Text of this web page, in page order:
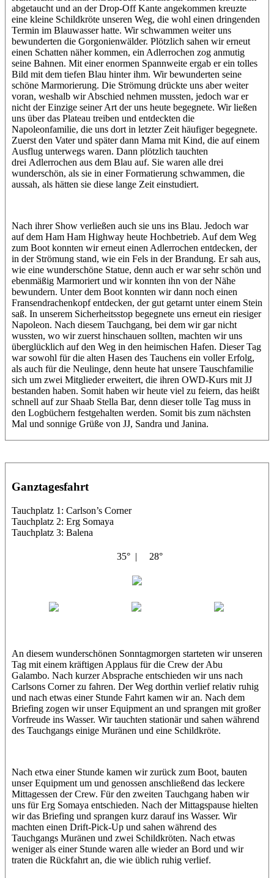
abgetaucht und an der Drop-Off Kante angekommen kreuzte
eine kleine Schildkröte unseren Weg, die wohl einen dringenden
Termin im Blauwasser hatte. Wir schwammen weiter uns
bewunderten die Gorgonienwälder. Plötzlich sahen wir erneut
einen Schatten näher kommen, ein Adlerrochen zog anmutig
seine Bahnen. Mit einer enormen Spannweite ergab er ein tolles
Bild mit dem tiefen Blau hinter ihm. Wir bewunderten seine
schöne Marmorierung. Die Strömung drückte uns aber weiter
voran, weshalb wir Abschied nehmen mussten, jedoch war er
nicht der Einzige seiner Art der uns heute begegnete. Wir ließen
uns über das Plateau treiben und entdeckten die
Napoleonfamilie, die uns dort in letzter Zeit häufiger begegnete.
Zuerst den Vater und später dann Mama mit Kind, die auf einem
Ausflug unterwegs waren. Dann plötzlich tauchten
drei Adlerrochen aus dem Blau auf. Sie waren alle drei
wunderschön, als sie in einer Formatierung schwammen, die
aussah, als hätten sie diese lange Zeit einstudiert.
Nach ihrer Show verließen auch sie uns ins Blau. Jedoch war
auf dem Ham Ham Highway heute Hochbetrieb. Auf dem Weg
zum Boot konnten wir erneut einen Adlerrochen entdecken, der
in der Strömung stand, wie ein Fels in der Brandung. Er sah aus,
wie eine wunderschöne Statue, denn auch er war sehr schön und
ebenmäßig Marmoriert und wir konnten ihn von der Nähe
bewundern. Unter dem Boot konnten wir dann noch einen
Fransendrachenkopf entdecken, der gut getarnt unter einem Stein
saß. In unserem Sicherheitsstop begegnete uns erneut ein riesiger
Napoleon. Nach diesem Tauchgang, bei dem wir gar nicht
wussten, wo wir zuerst hinschauen sollten, machten wir uns
überglücklich auf den Weg in den heimischen Hafen. Dieser Tag
war sowohl für die alten Hasen des Tauchens ein voller Erfolg,
als auch für die Neulinge, denn heute hat unsere Tauschfamilie
sich um zwei Mitglieder erweitert, die ihren OWD-Kurs mit JJ
bestanden haben. Somit haben wir heute viel zu feiern, das heißt
schnell auf zur Shaab Stella Bar, denn dieser tolle Tag muss in
den Logbüchern festgehalten werden. Somit bis zum nächsten
Mal und sonnige Grüße von JJ, Sandra und Janina.
Ganztagesfahrt
Tauchplatz 1: Carlson’s Corner
Tauchplatz 2: Erg Somaya
Tauchplatz 3: Balena
35° | 28°
An diesem wunderschönen Sonntagmorgen starteten wir unseren
Tag mit einem kräftigen Applaus für die Crew der Abu
Galambo. Nach kurzer Absprache entschieden wir uns nach
Carlsons Corner zu fahren. Der Weg dorthin verlief relativ ruhig
und nach etwas einer Stunde Fahrt kamen wir an. Nach dem
Briefing zogen wir unser Equipment an und sprangen mit großer
Vorfreude ins Wasser. Wir tauchten stationär und sahen während
des Tauchgangs einige Muränen und eine Schildkröte.
Nach etwa einer Stunde kamen wir zurück zum Boot, bauten
unser Equipment um und genossen anschließend das leckere
Mittagessen der Crew. Für den zweiten Tauchgang haben wir
uns für Erg Somaya entschieden. Nach der Mittagspause hielten
wir das Briefing und sprangen kurz darauf ins Wasser. Wir
machten einen Drift-Pick-Up und sahen während des
Tauchgangs Muränen und zwei Schildkröten. Nach etwas
weniger als einer Stunde waren alle wieder an Bord und wir
traten die Rückfahrt an, die wie üblich ruhig verlief.